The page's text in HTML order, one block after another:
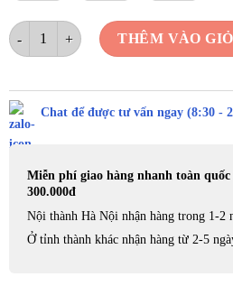
Gọng Mắt Meo·Titan Cao Cấp Heles số
THÊM VÀO
Chat để được tư vấn ngay (8:30 -
Miễn phí giao hàng nhanh toàn
300.000đ
Nội thành Hà Nội nhận hàng trong 1-2
Ở tỉnh thành khác nhận hàng từ 2-5